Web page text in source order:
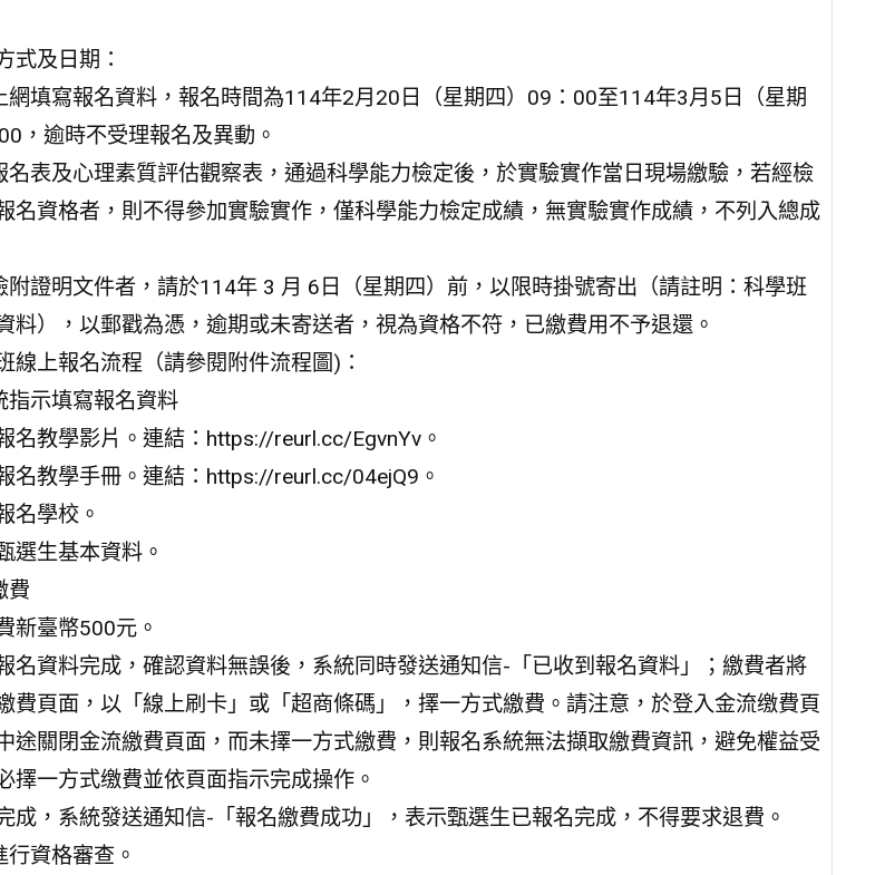
式及日期：
網填寫報名資料，報名時間為114年2月20日（星期四）09：00至114年3月5日（星期
，逾時不受理報名及異動。
名表及心理素質評估觀察表，通過科學能力檢定後，於實驗實作當日現場繳驗，若經檢
名資格者，則不得參加實驗實作，僅科學能力檢定成績，無實驗實作成績，不列入總成
附證明文件者，請於114年 3 月 6日（星期四）前，以限時掛號寄出（請註明：科學班
料），以郵戳為憑，逾期或未寄送者，視為資格不符，已繳費用不予退還。
線上報名流程（請參閱附件流程圖)：
指示填寫報名資料
名教學影片。連結：https://reurl.cc/EgvnYv。
名教學手冊。連結：https://reurl.cc/04ejQ9。
名學校。
選生基本資料。
費
新臺幣500元。
名資料完成，確認資料無誤後，系統同時發送通知信-「已收到報名資料」；繳費者將
費頁面，以「線上刷卡」或「超商條碼」，擇一方式繳費。請注意，於登入金流缴費頁
途關閉金流繳費頁面，而未擇一方式繳費，則報名系統無法擷取繳費資訊，避免權益受
擇一方式缴費並依頁面指示完成操作。
成，系統發送通知信-「報名繳費成功」，表示甄選生已報名完成，不得要求退費。
資格審查。